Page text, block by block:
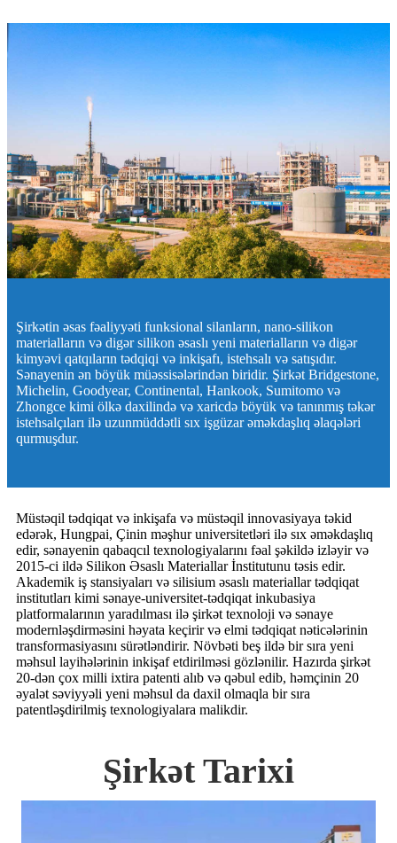
Şirkətin əsas fəaliyyəti funksional silanların, nano-silikon
materialların və digər silikon əsaslı yeni materialların və digər
kimyəvi qatqıların tədqiqi və inkişafı, istehsalı və satışıdır.
Sənayenin ən böyük müəssisələrindən biridir. Şirkət Bridgestone,
Michelin, Goodyear, Continental, Hankook, Sumitomo və
Zhongce kimi ölkə daxilində və xaricdə böyük və tanınmış təkər
istehsalçıları ilə uzunmüddətli sıx işgüzar əməkdaşlıq əlaqələri
qurmuşdur.
Müstəqil tədqiqat və inkişafa və müstəqil innovasiyaya təkid
edərək, Hungpai, Çinin məşhur universitetləri ilə sıx əməkdaşlıq
edir, sənayenin qabaqcıl texnologiyalarını fəal şəkildə izləyir və
2015-ci ildə Silikon Əsaslı Materiallar İnstitutunu təsis edir.
Akademik iş stansiyaları və silisium əsaslı materiallar tədqiqat
institutları kimi sənaye-universitet-tədqiqat inkubasiya
platformalarının yaradılması ilə şirkət texnoloji və sənaye
modernləşdirməsini həyata keçirir və elmi tədqiqat nəticələrinin
transformasiyasını sürətləndirir. Növbəti beş ildə bir sıra yeni
məhsul layihələrinin inkişaf etdirilməsi gözlənilir. Hazırda şirkət
20-dən çox milli ixtira patenti alıb və qəbul edib, həmçinin 20
əyalət səviyyəli yeni məhsul da daxil olmaqla bir sıra
patentləşdirilmiş texnologiyalara malikdir.
Şirkət Tarixi